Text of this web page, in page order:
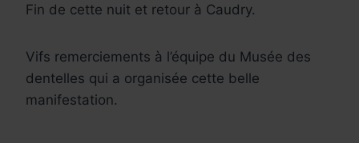
Fin de cette nuit et retour à Caudry.
Vifs remerciements à l’équipe du Musée des
dentelles qui a organisée cette belle
manifestation.